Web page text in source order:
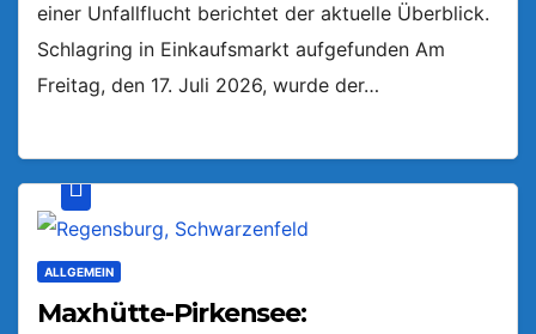
einer Unfallflucht berichtet der aktuelle Überblick.
Schlagring in Einkaufsmarkt aufgefunden Am
Freitag, den 17. Juli 2026, wurde der…
ALLGEMEIN
Maxhütte-Pirkensee: